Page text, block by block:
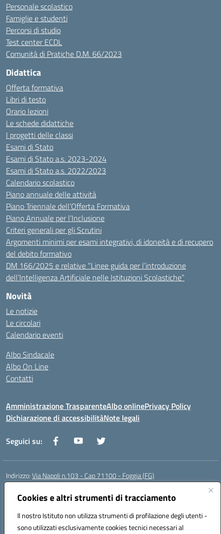
Cookies e altri strumenti di tracciamento
Il nostro Istituto non utilizza strumenti di profilazione degli utenti -
sono utilizzati esclusivamente cookies tecnici necessari al
Personale scolastico
Famiglie e studenti
Percorsi di studio
Test center ECDL
Comunità di Pratiche D.M. 66/2023
Didattica
Offerta formativa
Libri di testo
Orario lezioni
Le schede didattiche
I progetti delle classi
Esami di Stato
Esami di Stato a.s. 2023-2024
Esami di Stato a.s. 2022/2023
Calendario scolastico
Piano annuale delle attività
Piano Triennale dell’Offerta Formativa
Piano Annuale per l’Inclusione
Criteri generali per gli Scrutini
Argomenti minimi per esami integrativi, di idoneità e di recupero
del debito formativo
DM 166/2025 e relative “Linee guida per l’introduzione
dell’Intelligenza Artificiale nelle Istituzioni Scolastiche”
Novità
Le notizie
Le circolari
Calendario eventi
Albo Sindacale
Albo On Line
Contatti
Amministrazione TrasparenteAlbo onlinePrivacy Policy
Dichiarazione di accessibilitàNote legali
Seguici su:
Indirizzo:Via Napoli n.103 - Cap 71100 - Foggia (FG)
Centralino:
Posta elettronica certificata (PEC):fgis00800v@pec.istruzione.it
Codice fiscale: 80003280718
Codice meccanografico:FGIS00800V